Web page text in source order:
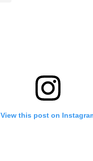
View this post on